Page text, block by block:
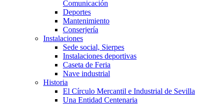
Comunicación
Deportes
Mantenimiento
Conserjería
Instalaciones
Sede social, Sierpes
Instalaciones deportivas
Caseta de Feria
Nave industrial
Historia
El Círculo Mercantil e Industrial de Sevilla
Una Entidad Centenaria